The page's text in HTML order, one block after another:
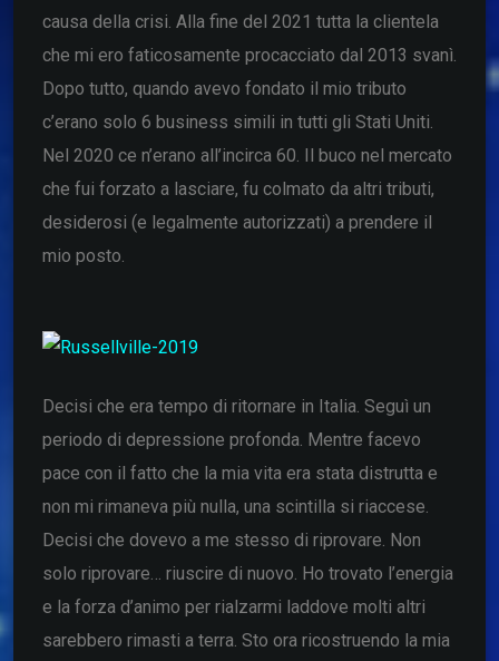
causa della crisi. Alla fine del 2021 tutta la clientela
che mi ero faticosamente procacciato dal 2013 svanì.
Dopo tutto, quando avevo fondato il mio tributo
c’erano solo 6 business simili in tutti gli Stati Uniti.
Nel 2020 ce n’erano all’incirca 60. Il buco nel mercato
che fui forzato a lasciare, fu colmato da altri tributi,
desiderosi (e legalmente autorizzati) a prendere il
mio posto.
Decisi che era tempo di ritornare in Italia. Seguì un
periodo di depressione profonda. Mentre facevo
pace con il fatto che la mia vita era stata distrutta e
non mi rimaneva più nulla, una scintilla si riaccese.
Decisi che dovevo a me stesso di riprovare. Non
solo riprovare… riuscire di nuovo. Ho trovato l’energia
e la forza d’animo per rialzarmi laddove molti altri
sarebbero rimasti a terra. Sto ora ricostruendo la mia